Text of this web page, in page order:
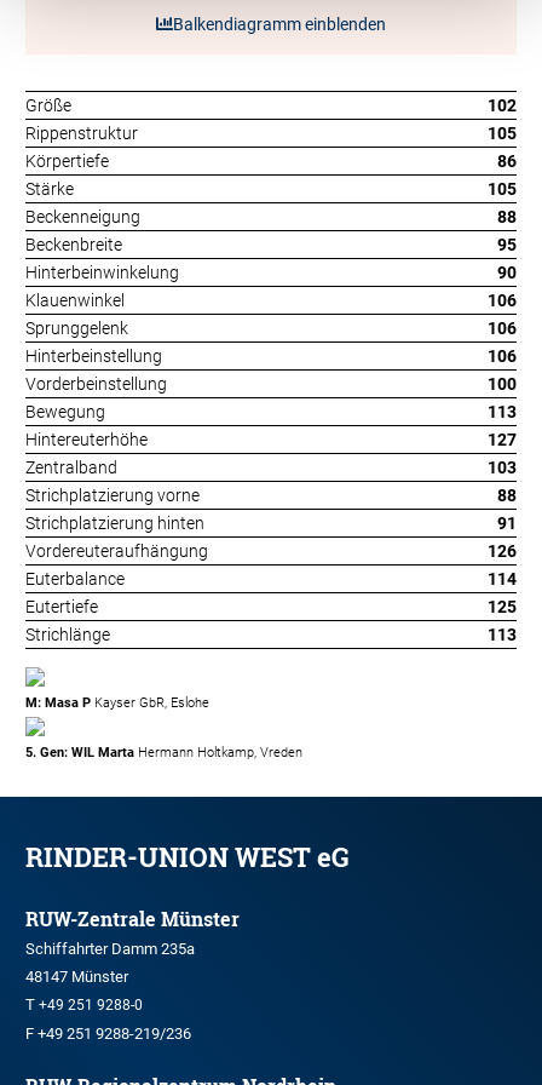
Balkendiagramm einblenden
Größe
102
Rippenstruktur
105
Körpertiefe
86
Stärke
105
Beckenneigung
88
Beckenbreite
95
Hinterbeinwinkelung
90
Klauenwinkel
106
Sprunggelenk
106
Hinterbeinstellung
106
Vorderbeinstellung
100
Bewegung
113
Hintereuterhöhe
127
Zentralband
103
Strichplatzierung vorne
88
Strichplatzierung hinten
91
Vordereuteraufhängung
126
Euterbalance
114
Eutertiefe
125
Strichlänge
113
M: Masa P Kayser GbR, Eslohe
5. Gen: WIL Marta Hermann Holtkamp, Vreden
RINDER-UNION WEST eG
RUW-Zentrale Münster
Schiffahrter Damm 235a
48147 Münster
T +49 251 9288-0
F +49 251 9288-219/236